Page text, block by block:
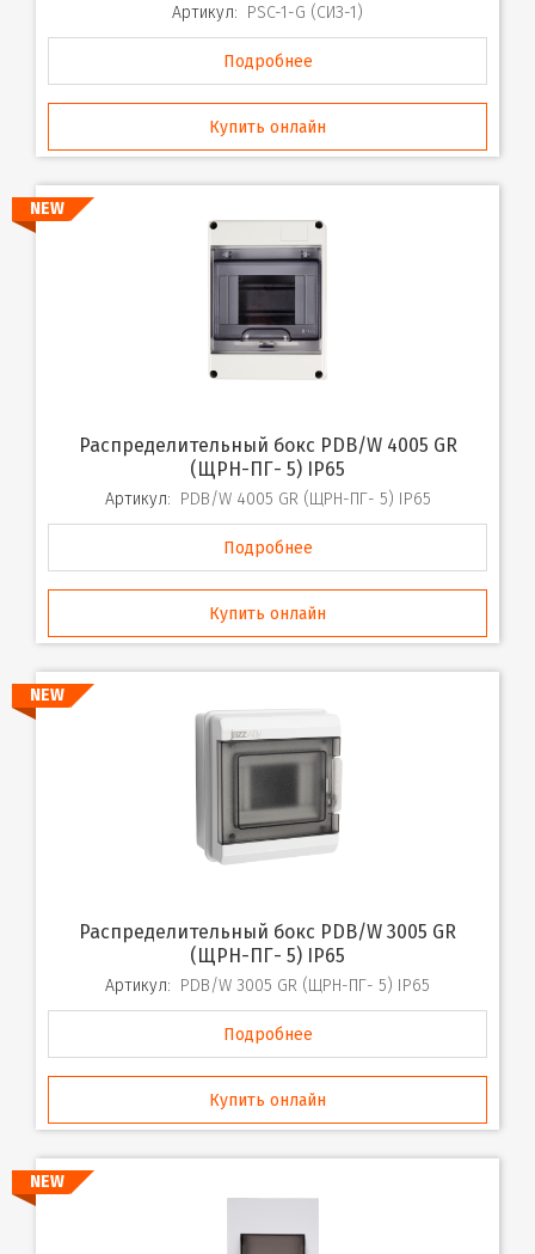
Артикул: PSC-1-G (СИЗ-1)
Подробнее
Купить онлайн
NEW
Распределительный бокс PDB/W 4005 GR
(ЩРН-ПГ- 5) IP65
Артикул: PDB/W 4005 GR (ЩРН-ПГ- 5) IP65
Подробнее
Купить онлайн
NEW
Распределительный бокс PDB/W 3005 GR
(ЩРН-ПГ- 5) IP65
Артикул: PDB/W 3005 GR (ЩРН-ПГ- 5) IP65
Подробнее
Купить онлайн
NEW